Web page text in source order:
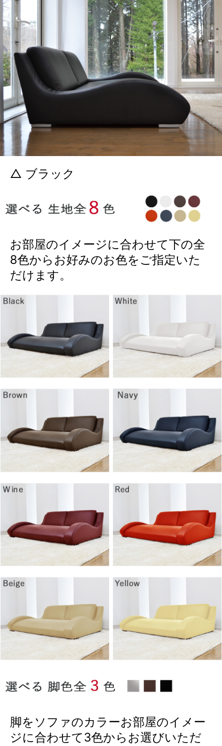
△ ブラック
お部屋のイメージに合わせて下の全
8色からお好みのお色をご指定いた
だけます。
脚をソファのカラーお部屋のイメー
ジに合わせて3色からお選びいただ